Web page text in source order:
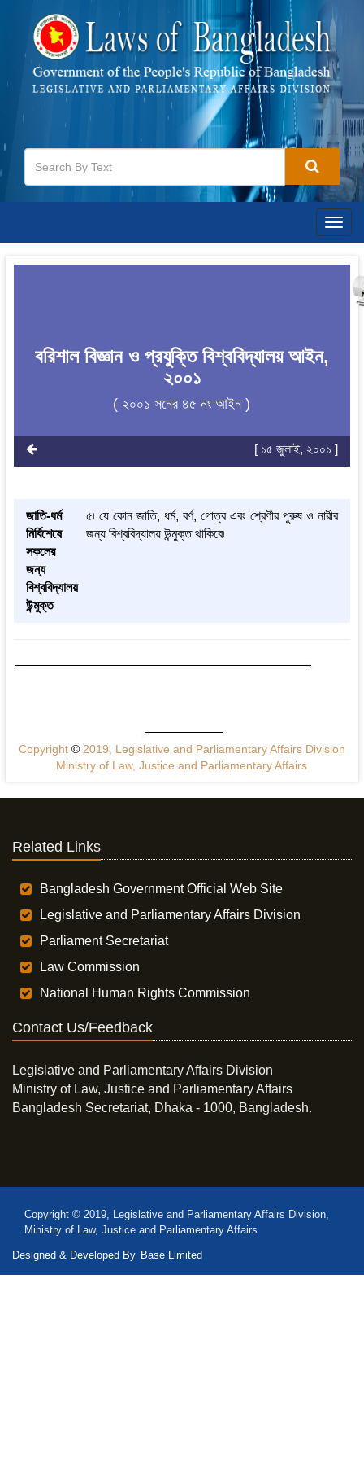
বরিশাল বিজ্ঞান ও প্রযুক্তি বিশ্ববিদ্যালয় আইন,
২০০১
( ২০০১ সনের ৪৫ নং আইন )
[ ১৫ জুলাই, ২০০১ ]
জাতি-ধর্ম
নির্বিশেষে
সকলের
জন্য
বিশ্ববিদ্যালয়
উন্মুক্ত
৫৷ যে কোন জাতি, ধর্ম, বর্ণ, গোত্র এবং শ্রেণীর পুরুষ ও নারীর
জন্য বিশ্ববিদ্যালয় উন্মুক্ত থাকিবে৷
Copyright ©2019, Legislative and Parliamentary Affairs Division
Ministry of Law, Justice and Parliamentary Affairs
Related Links
Bangladesh Government Official Web Site
Legislative and Parliamentary Affairs Division
Parliament Secretariat
Law Commission
National Human Rights Commission
Contact Us/Feedback
Legislative and Parliamentary Affairs Division
Ministry of Law, Justice and Parliamentary Affairs
Bangladesh Secretariat, Dhaka - 1000, Bangladesh.
Copyright © 2019, Legislative and Parliamentary Affairs Division,
Ministry of Law, Justice and Parliamentary Affairs
Designed & Developed By Base Limited